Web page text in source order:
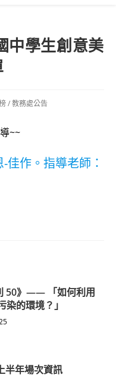
中學生創意美
/教務處公告
~~
佳作。指導老師：
50》—— 「如何利用
的環境？」
半年場次資訊